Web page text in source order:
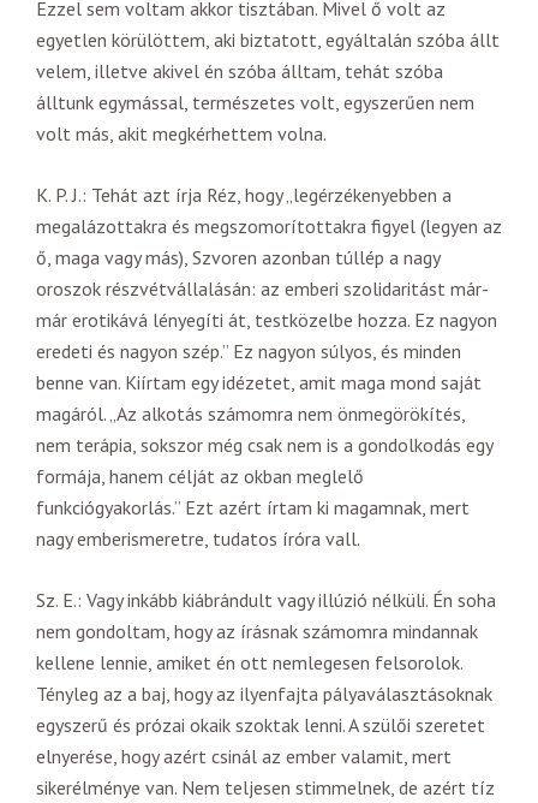
Ezzel sem voltam akkor tisztában. Mivel ő volt az
egyetlen körülöttem, aki biztatott, egyáltalán szóba állt
velem, illetve akivel én szóba álltam, tehát szóba
álltunk egymással, természetes volt, egyszerűen nem
volt más, akit megkérhettem volna.
K. P. J.: Tehát azt írja Réz, hogy „legérzékenyebben a
megalázottakra és megszomorítottakra figyel (legyen az
ő, maga vagy más), Szvoren azonban túllép a nagy
oroszok részvétvállalásán: az emberi szolidaritást már-
már erotikává lényegíti át, testközelbe hozza. Ez nagyon
eredeti és nagyon szép.” Ez nagyon súlyos, és minden
benne van. Kiírtam egy idézetet, amit maga mond saját
magáról. „Az alkotás számomra nem önmegörökítés,
nem terápia, sokszor még csak nem is a gondolkodás egy
formája, hanem célját az okban meglelő
funkciógyakorlás.” Ezt azért írtam ki magamnak, mert
nagy emberismeretre, tudatos íróra vall.
Sz. E.: Vagy inkább kiábrándult vagy illúzió nélküli. Én soha
nem gondoltam, hogy az írásnak számomra mindannak
kellene lennie, amiket én ott nemlegesen felsorolok.
Tényleg az a baj, hogy az ilyenfajta pályaválasztásoknak
egyszerű és prózai okaik szoktak lenni. A szülői szeretet
elnyerése, hogy azért csinál az ember valamit, mert
sikerélménye van. Nem teljesen stimmelnek, de azért tíz